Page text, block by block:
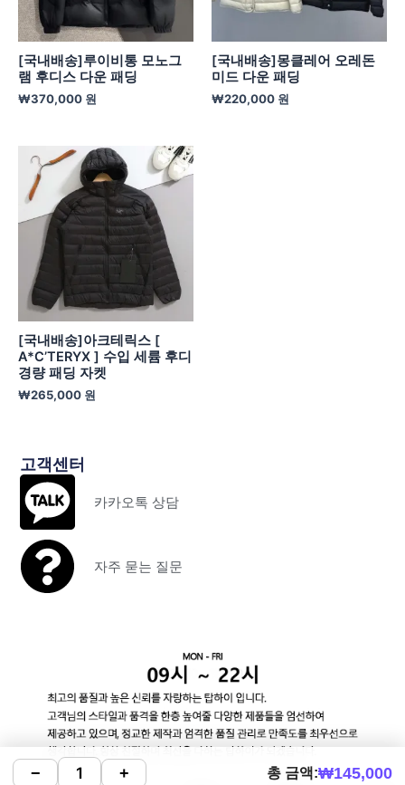
[국내배송]루이비통 모노그
램 후디스 다운 패딩
₩370,000 원
[국내배송]몽클레어 오레돈
미드 다운 패딩
₩220,000 원
[국내배송]아크테릭스 [
A*C’TERYX ] 수입 세륨 후디
경량 패딩 자켓
₩265,000 원
고객센터
카카오톡 상담
자주 묻는 질문
− + 총 금액:₩145,000